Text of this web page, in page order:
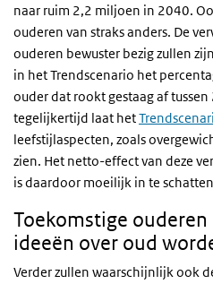
Toekomst
Aantal
Ontwikkeling van het
urine-incontinentie tot 2040
300 000
500 000
600 000
700 000
naar ruim 2,2 miljoen in 2040.
ouderen van straks anders. De
ouderen bewuster bezig zullen
in het Trendscenario het
ouder dat rookt gestaag af
tegelijkertijd laat het
leefstijlaspecten, zoals
zien. Het netto-effect van deze
is daardoor moeilijk in te
Toekomstige
ideeën over oud
Verder zullen waarschijnlijk ook